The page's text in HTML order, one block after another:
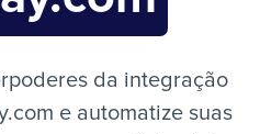
da integração
e automatize suas